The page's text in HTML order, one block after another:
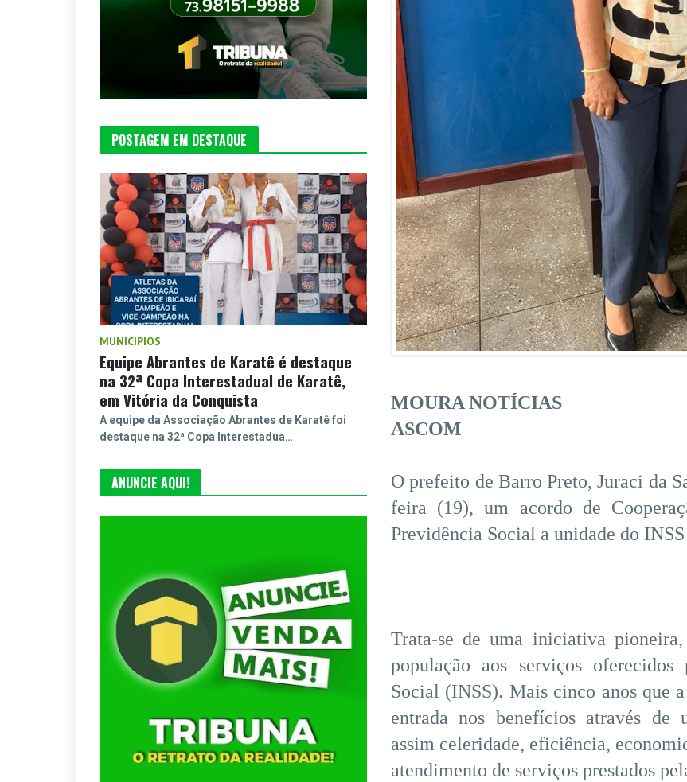
MOURA NOTÍCIAS
ASCOM
O prefeito de Barro Preto, Juraci da
feira (19), um acordo de
Previdência Social a unidade do
Trata-se de uma iniciativa
população aos serviços
Social (INSS). Mais cinco anos que
entrada nos benefícios através de
assim celeridade, eficiência,
atendimento de serviços prestados
POSTAGEM EM DESTAQUE
MUNICIPIOS
Equipe Abrantes de Karatê é destaque
na 32ª Copa Interestadual de Karatê,
em Vitória da Conquista
A equipe da Associação Abrantes de Karatê foi
destaque na 32ª Copa Interestadua…
ANUNCIE AQUI!